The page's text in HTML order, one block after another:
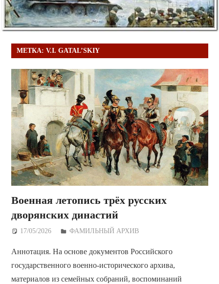
МЕТКА: V.I. GATAL’SKIY
Военная летопись трёх русских
дворянских династий
17/05/2026 Дежурный по Редакции
ФАМИЛЬНЫЙ АРХИВ
Аннотация. На основе документов Российского
государственного военно-исторического архива,
материалов из семейных собраний, воспоминаний